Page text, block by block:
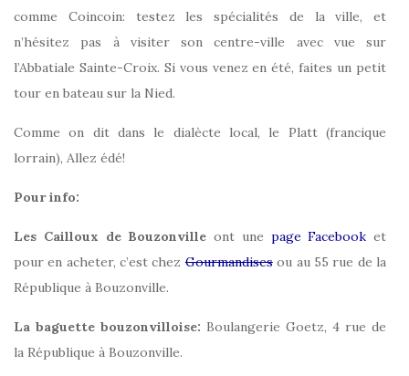
comme Coincoin: testez les spécialités de la ville, et
n’hésitez pas à visiter son centre-ville avec vue sur
l’Abbatiale Sainte-Croix. Si vous venez en été, faites un petit
tour en bateau sur la Nied.
Comme on dit dans le dialècte local, le Platt (francique
lorrain), Allez édé!
Pour info:
Les Cailloux de Bouzonville ont une page Facebook et
pour en acheter, c’est chezGourmandisesou au 55 rue de la
République à Bouzonville.
La baguette bouzonvilloise: Boulangerie Goetz, 4 rue de
la République à Bouzonville.